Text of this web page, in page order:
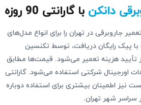
دانکن با گارانتی 90 روزه
جاروبرقی در تهران را برای انواع مدل‌های
پیک رایگان دریافت، توسط تکنسین
هزینه تعمیر می‌شود. قیمت‌ها مطابق
اورجینال شرکتی استفاده می‌شود. گارانتی
نیز اطمینان بیشتری برای استفاده دوباره
سراسر شهر تهران.